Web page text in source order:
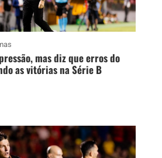
mas diz que erros do
as vitórias na Série B